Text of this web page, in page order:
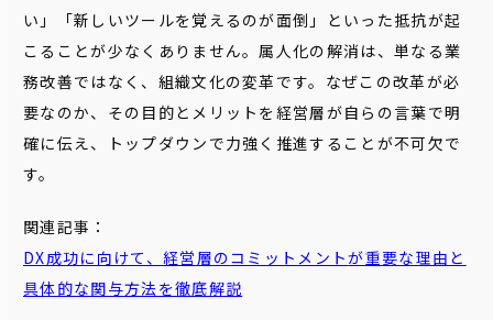
い」「新しいツールを覚えるのが面倒」といった抵抗が起
こることが少なくありません。属人化の解消は、単なる業
務改善ではなく、組織文化の変革です。なぜこの改革が必
要なのか、その目的とメリットを経営層が自らの言葉で明
確に伝え、トップダウンで力強く推進することが不可欠で
す。
関連記事：
DX成功に向けて、経営層のコミットメントが重要な理由と
具体的な関与方法を徹底解説